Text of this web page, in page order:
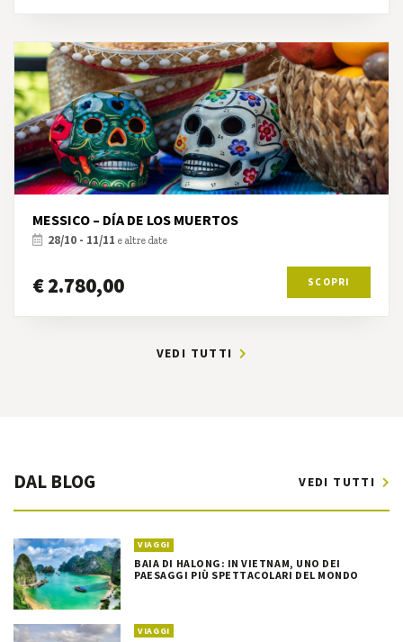
MESSICO – DÍA DE LOS MUERTOS
28/10 - 11/11 e altre date
€ 2.780,00 SCOPRI
VEDI TUTTI
DAL BLOG VEDI TUTTI
VIAGGI
BAIA DI HALONG: IN VIETNAM, UNO DEI
PAESAGGI PIÙ SPETTACOLARI DEL MONDO
VIAGGI